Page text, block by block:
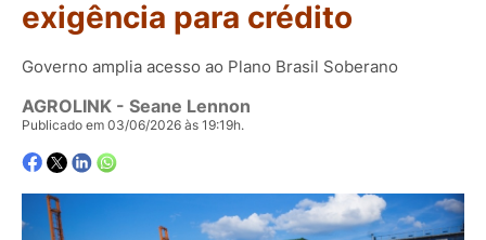
exigência para crédito
Governo amplia acesso ao Plano Brasil Soberano
AGROLINK - Seane Lennon
Publicado em 03/06/2026 às 19:19h.